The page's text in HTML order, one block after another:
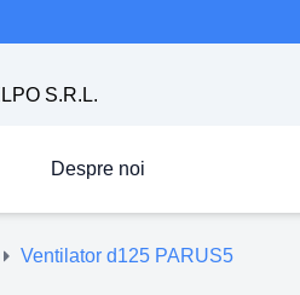
S.R.L.
Despre noi
Ventilator d125 PARUS5